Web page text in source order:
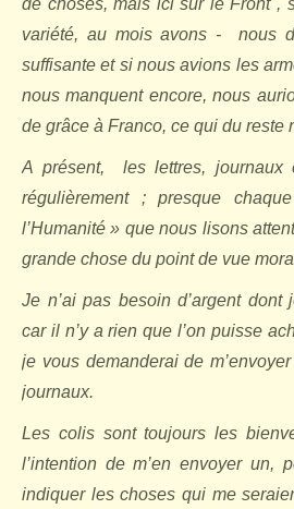
variété, au mois avons -
nous
suffisante et si nous avions les
nous manquent encore, nous
de grâce à Franco, ce qui du reste
A présent,
les lettres, journaux
régulièrement ; presque
l’Humanité » que nous lisons
grande chose du point de vue
Je n’ai pas besoin d’argent
car il n’y a rien que l’on puisse
je vous demanderai de
journaux.
Les colis sont toujours les
l’intention de m’en envoyer un,
indiquer les choses qui me